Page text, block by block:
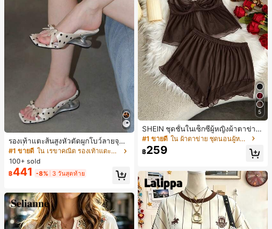
รองเท้าแตะส้นสูงหัวตัดผูกโบว์ลายจุดส
ายเดี่ยวส้นไม่สมมาตรสำหรับผู้หญิง, รอ
งเท้าแตะส้นสูงหนังเทียมสีขาวหรูหรา
สำหรับฤดูร้อน
#1 ขายดี
ใน เรขาคณิต รองเท้าแตะส้นสูงผู้หญิง
100+ sold
฿441 -8% 3 วันสุดท้าย
5
SHEIN ชุดชั้นในเซ็กซี่ผู้หญิงผ้าตาข่าย
มีโครงคัพบาง
#1 ขายดี ใน ผ้าตาข่าย ชุดนอนผู้หญิง
฿259